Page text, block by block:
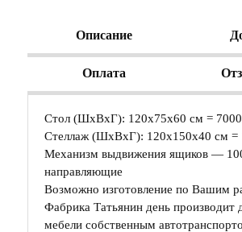
Описание
Оплата
Стол (ШхВхГ): 120х75х60 см = 7000
Стеллаж (ШхВхГ): 120х150х40 см =
Механизм выдвижения ящиков —
направляющие
Возможно изготовление по Вашим
Фабрика Татьянин день производит
мебели собственным